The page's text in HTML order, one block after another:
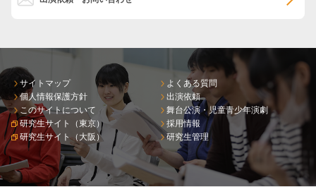
サイトマップ
個人情報保護方針
このサイトについて
研究生サイト（東京）
研究生サイト（大阪）
よくある質問
出演依頼
舞台公演・児童青少年演劇
採用情報
研究生管理